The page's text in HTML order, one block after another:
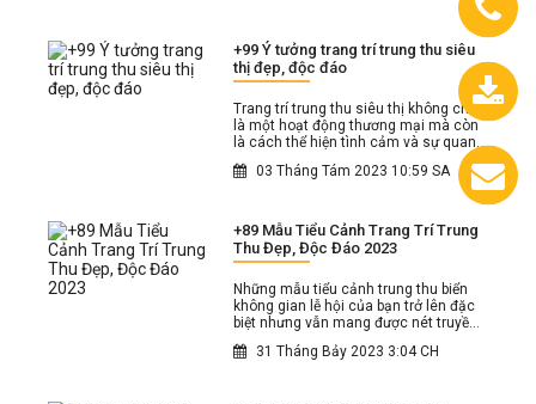
+99 Ý tưởng trang trí trung thu siêu
thị đẹp, độc đáo
Trang trí trung thu siêu thị không chỉ
là một hoạt động thương mại mà còn
là cách thể hiện tình cảm và sự quan
tâm đến khách hàng.
03 Tháng Tám 2023 10:59 SA
+89 Mẫu Tiểu Cảnh Trang Trí Trung
Thu Đẹp, Độc Đáo 2023
Những mẫu tiểu cảnh trung thu biển
không gian lễ hội của bạn trở lên đặc
biệt nhưng vẫn mang được nét truyền
thống trong mùa lễ hội này.
31 Tháng Bảy 2023 3:04 CH
0933.558.488
với